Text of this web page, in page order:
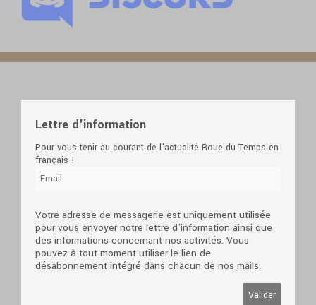
Lettre d'information
Pour vous tenir au courant de l'actualité Roue du Temps en
français !
Votre adresse de messagerie est uniquement utilisée
pour vous envoyer notre lettre d'information ainsi que
des informations concernant nos activités. Vous
pouvez à tout moment utiliser le lien de
désabonnement intégré dans chacun de nos mails.